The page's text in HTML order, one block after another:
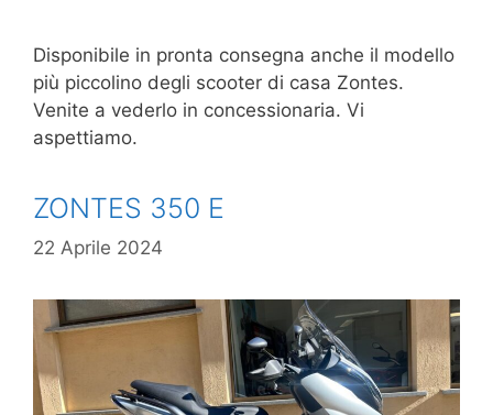
Disponibile in pronta consegna anche il modello
più piccolino degli scooter di casa Zontes.
Venite a vederlo in concessionaria. Vi
aspettiamo.
ZONTES 350 E
22 Aprile 2024